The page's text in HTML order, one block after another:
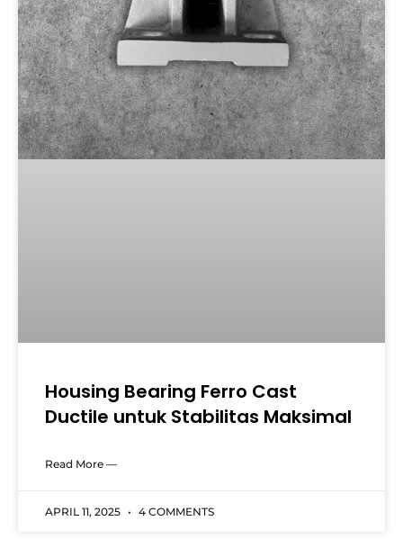
Housing Bearing Ferro Cast
Ductile untuk Stabilitas Maksimal
Read More —
APRIL 11, 2025 4 COMMENTS